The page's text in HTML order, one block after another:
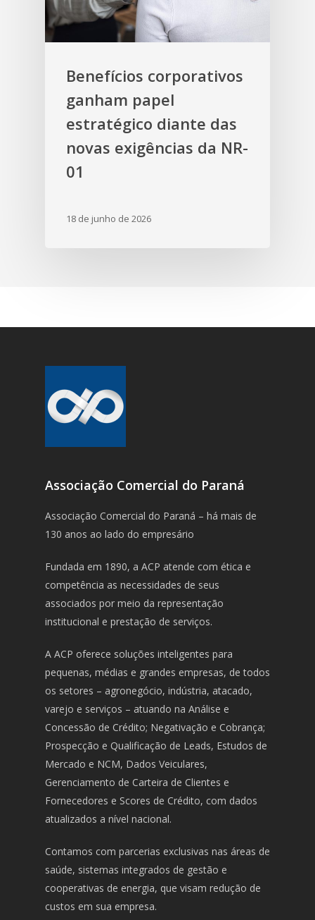
Benefícios corporativos
ganham papel
estratégico diante das
novas exigências da NR-
01
18 de junho de 2026
Associação Comercial do Paraná
Associação Comercial do Paraná – há mais de
130 anos ao lado do empresário
Fundada em 1890, a ACP atende com ética e
competência as necessidades de seus
associados por meio da representação
institucional e prestação de serviços.
A ACP oferece soluções inteligentes para
pequenas, médias e grandes empresas, de todos
os setores – agronegócio, indústria, atacado,
varejo e serviços – atuando na Análise e
Concessão de Crédito; Negativação e Cobrança;
Prospecção e Qualificação de Leads, Estudos de
Mercado e NCM, Dados Veiculares,
Gerenciamento de Carteira de Clientes e
Fornecedores e Scores de Crédito, com dados
atualizados a nível nacional.
Contamos com parcerias exclusivas nas áreas de
saúde, sistemas integrados de gestão e
cooperativas de energia, que visam redução de
custos em sua empresa.